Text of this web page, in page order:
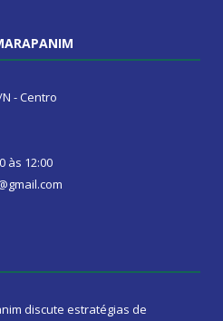
- Centro
às 12:00
discute estratégias de